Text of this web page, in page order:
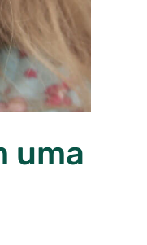
uma